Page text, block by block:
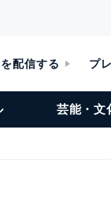
配信する プ
芸能・文